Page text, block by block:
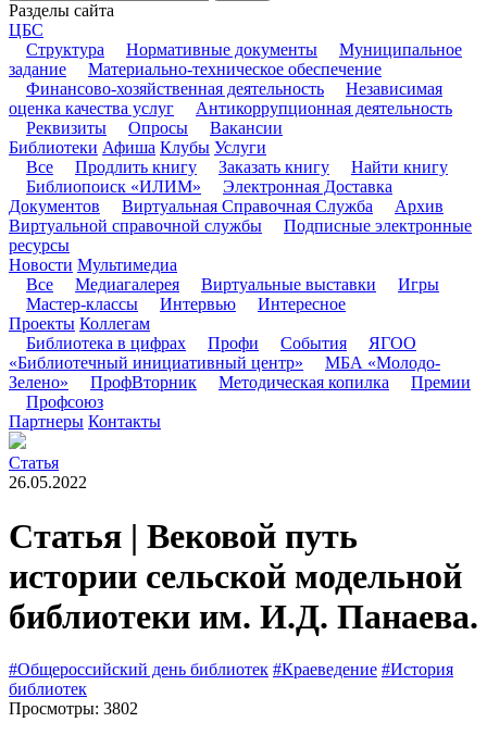
Разделы сайта
ЦБС
Структура
Нормативные документы
Муниципальное
задание
Материально-техническое обеспечение
Финансово-хозяйственная деятельность
Независимая
оценка качества услуг
Антикоррупционная деятельность
Реквизиты
Опросы
Вакансии
Библиотеки Афиша Клубы Услуги
Все
Продлить книгу Заказать книгу
Найти книгу
Библиопоиск «ИЛИМ»
Электронная Доставка
Документов
Виртуальная Справочная Служба
Архив
Виртуальной справочной службы
Подписные электронные
ресурсы
Новости Мультимедиа
Все
Медиагалерея Виртуальные выставки
Игры
Мастер-классы
Интервью
Интересное
Проекты Коллегам
Библиотека в цифрах
Профи События
ЯГОО
«Библиотечный инициативный центр»
МБА «Молодо-
Зелено»
ПрофВторник Методическая копилка
Премии
Профсоюз
Партнеры Контакты
Статья
26.05.2022
Статья | Вековой путь
истории сельской модельной
библиотеки им. И.Д. Панаева.
#Общероссийский день библиотек #Краеведение #История
библиотек
Просмотры: 3802